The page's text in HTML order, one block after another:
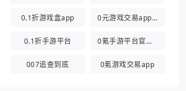
0.1折游戏盒app 0元游戏交易app(0氪游戏盒)
0.1折手游平台 0氪手游平台官方版
007追查到底 0氪游戏交易app